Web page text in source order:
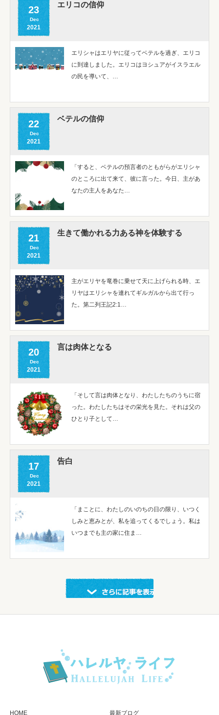
23
Dec
2021
エリコの信仰
エリシャはエリヤに従ってベテルを過ぎ、エリコ
に到達しました。エリコはヨシュアがイスラエル
の民を導いて、…
22
Dec
2021
ベテルの信仰
「すると、ベテルの預言者のともがらがエリシャ
のところに出て来て、彼に言った。今日、主があ
なたの主人をあなた…
21
Dec
2021
生きて働かれる力ある神を体験する
主がエリヤを竜巻に乗せて天に上げられる時、エ
リヤはエリシャを連れてギルガルから出て行っ
た。第二列王記2:1…
20
Dec
2021
言は肉体となる
「そして言は肉体となり、わたしたちのうちに宿
った。わたしたちはその栄光を見た。それは父の
ひとり子として…
17
Dec
2021
告白
「まことに、わたしのいのちの日の限り、いつく
しみと恵みとが、私を追ってくるでしょう。私は
いつまでも主の家に住ま…
HOME 最新ブログ